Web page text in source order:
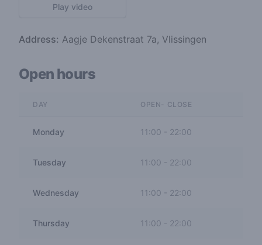
Play video
Address: Aagje Dekenstraat 7a, Vlissingen
Open hours
DAY OPEN- CLOSE
Monday 11:00 - 22:00
Tuesday 11:00 22:00
Wednesday 11:00 - 22:00
Thursday 11:00 22:00